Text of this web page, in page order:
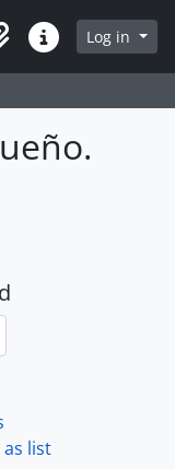
Quick linksLog in
as list